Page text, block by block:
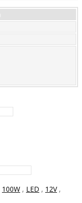
100W , LED , 12V,